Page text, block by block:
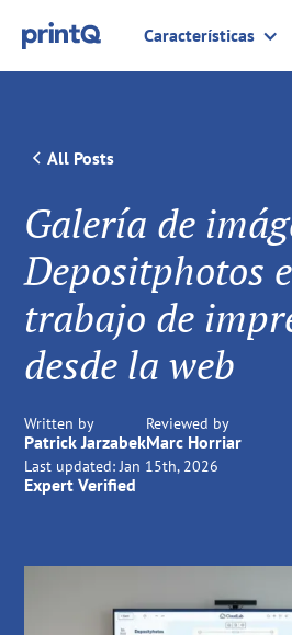
Características
All Posts
Galería de
Depositphotos
trabajo de
desde la web
Written by
Patrick Jarzabek
Reviewed by
Marc Horriar
Last updated: Jan 15th, 2026
Expert Verified